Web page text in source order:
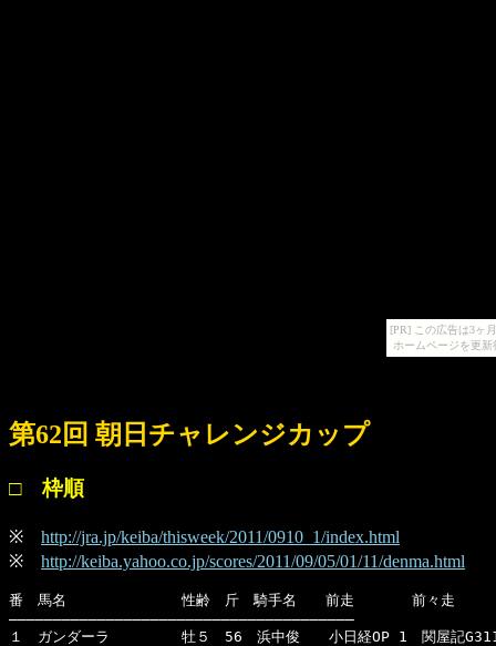
[PR] この広告は3ヶ
ホームページを更
第62回 朝日チャレンジカップ
□ 枠順
※ http://jra.jp/keiba/thisweek/2011/0910_1/index.html
※ http://keiba.yahoo.co.jp/scores/2011/09/05/01/11/denma.html
番　馬名　　　　　　　　性齢　斤　騎手名　　前走　　　　前々走　　
―――――――――――――――――――――――――――――――――――――――
１　ガンダーラ　　　　　牡５　56　浜中俊　　小日経OP 1　関屋記